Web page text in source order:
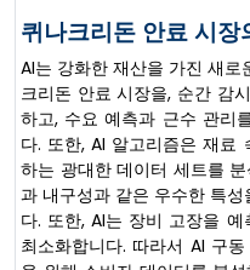
퀴나크리돈 안료 시
AI는 강화한 재산을 가진 새
크리돈 안료 시장을, 순간 감
하고, 수요 예측과 근수 관리
다. 또한, AI 알고리즘은 재료
하는 광대한 데이터 세트를
과 내구성과 같은 우수한 특
다. 또한, AI는 장비 고장을
최소화합니다. 따라서 AI 구